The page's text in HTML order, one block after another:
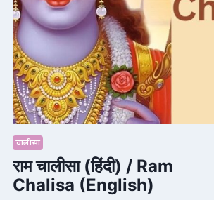
चालीसा
राम चालीसा (हिंदी) / Ram
Chalisa (English)